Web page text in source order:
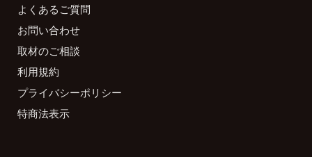
よくあるご質問
お問い合わせ
取材のご相談
利用規約
プライバシーポリシー
特商法表示